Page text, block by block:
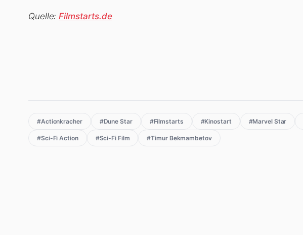
Quelle:Filmstarts.de
#Actionkracher #Dune Star #Filmstarts #Kinostart #Marvel Star
#Sci-Fi Action #Sci-Fi Film #Timur Bekmambetov